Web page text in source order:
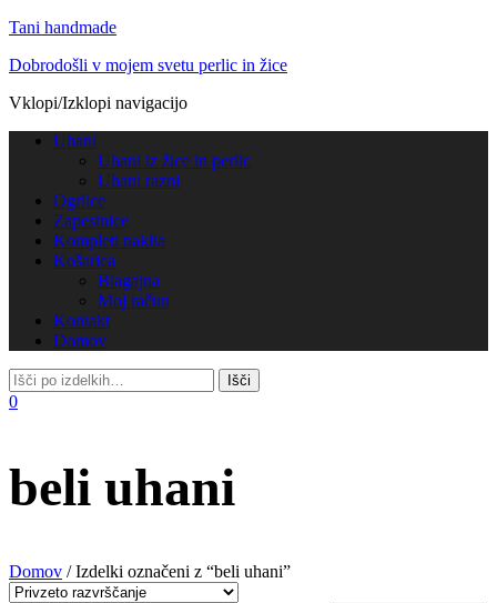
Tani handmade
Dobrodošli v mojem svetu perlic in žice
Vklopi/Izklopi navigacijo
Uhani
Uhani iz žice in perlic
Uhani razni
Ogrlice
Zapestnice
Kompleti nakita
Košarica
Blagajna
Moj račun
Kontakt
Domov
0
beli uhani
Domov / Izdelki označeni z “beli uhani”